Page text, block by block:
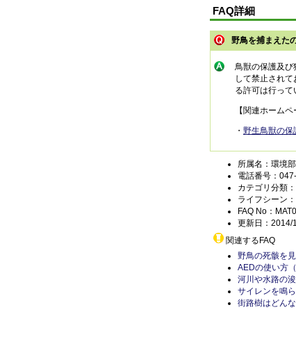
FAQ詳細
野鳥を捕まえた
鳥獣の保護及び
して禁止され
る許可は行って
【関連ホームペ
・ 野生鳥獣の保
所属名：環境
電話番号：
カテゴリ分類
ライフシーン
FAQ No：
更新日：2014/
関連するFAQ
野鳥の死骸を
AEDの使い方
河川や水路の
サイレンを鳴
街路樹はどん